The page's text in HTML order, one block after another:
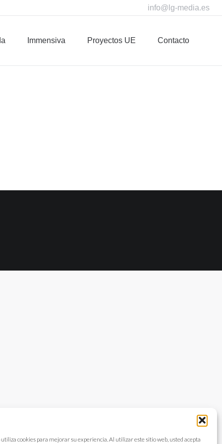
utiliza cookies para mejorar su experiencia. Al utilizar este sitio web, usted acepta
info@lg-media.es
Immensiva Proyectos UE Contacto
Proyectos UE Contacto